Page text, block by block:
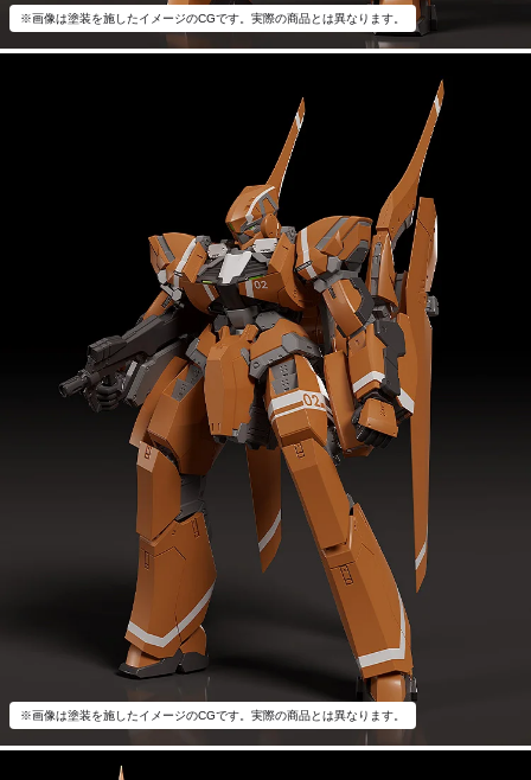
※画像は塗装を施したイメージのCGです。実際の商品とは異なります。
※画像は塗装を施したイメージのCGです。実際の商品とは異なります。